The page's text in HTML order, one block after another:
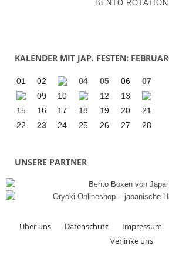
BENTO ROTATION
KALENDER MIT JAP. FESTEN: FEBRUAR
01 02 04 05 06
07
09
10 12
13
15
16 17 18 19 20
21
22
23 24 25 26 27 28
UNSERE PARTNER
Über uns Datenschutz Impressum
Verlinke uns